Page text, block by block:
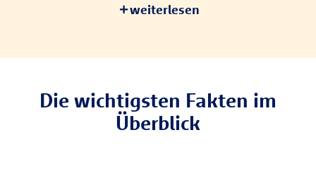
weiterlesen
Die wichtigsten Fakten im
Überblick